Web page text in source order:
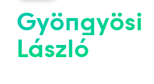
Gyöngyösi
László